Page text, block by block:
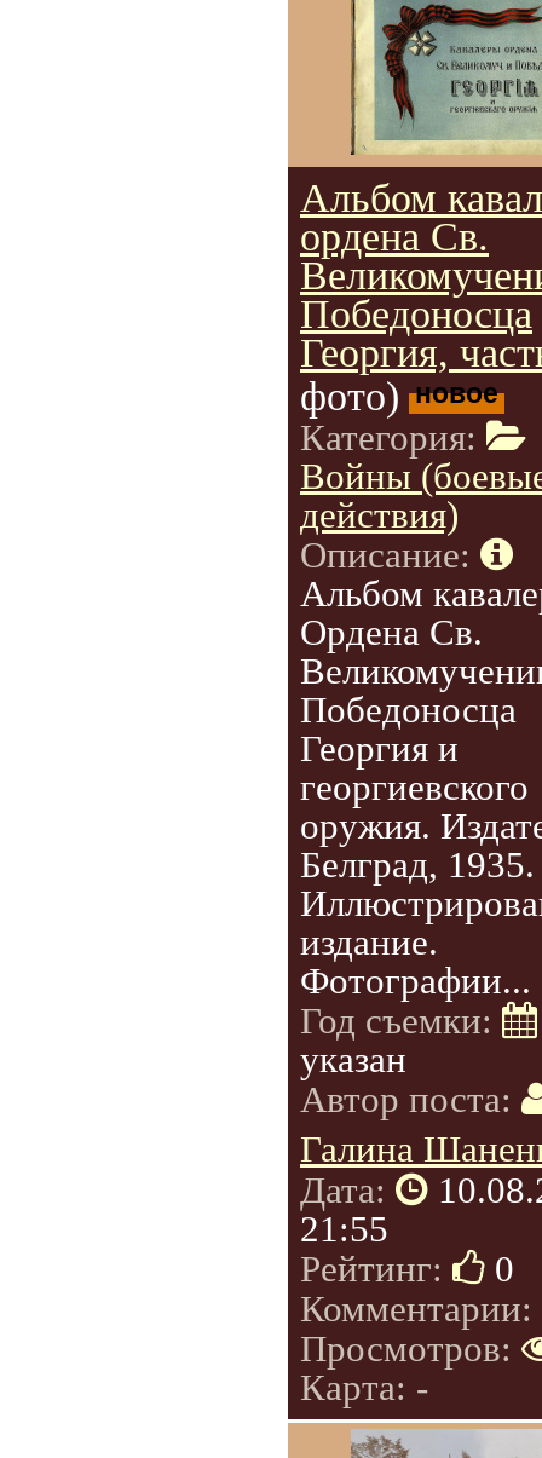
Альбом
ордена Св.
Победоносца
Георгия,
фото) новое
Категория:
Войны
действия)
Описание:
Альбом
Ордена Св.
Победоносца
Георгия и
георгиевского
оружия.
Белград, 1935.
издание.
Фотографии...
Год съемки:
указан
Автор поста:
Галина
Дата:
21:55
Рейтинг:
0
Комментарии:
Просмотров:
Карта: -